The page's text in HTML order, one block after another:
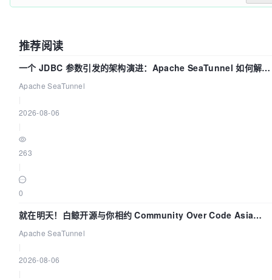
推荐阅读
一个 JDBC 参数引发的架构演进：Apache SeaTunnel 如何解决
数据同步中的“定时 Flush”难题
Apache SeaTunnel
2026-08-06
263
0
就在明天！白鲸开源与你相约 Community Over Code Asia
2026 主题演讲！
Apache SeaTunnel
2026-08-06